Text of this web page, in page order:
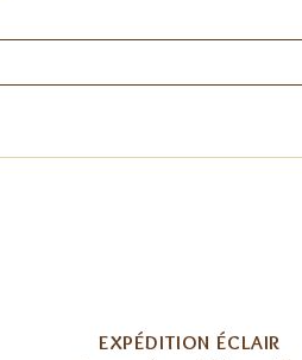
EXPÉDITION ÉCLAIR​